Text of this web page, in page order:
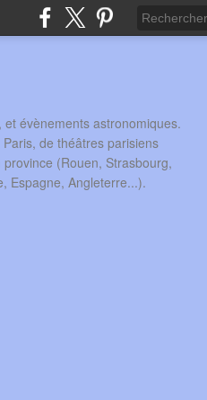
évènements astronomiques.
de théâtres parisiens
(Rouen, Strasbourg,
Espagne, Angleterre...).